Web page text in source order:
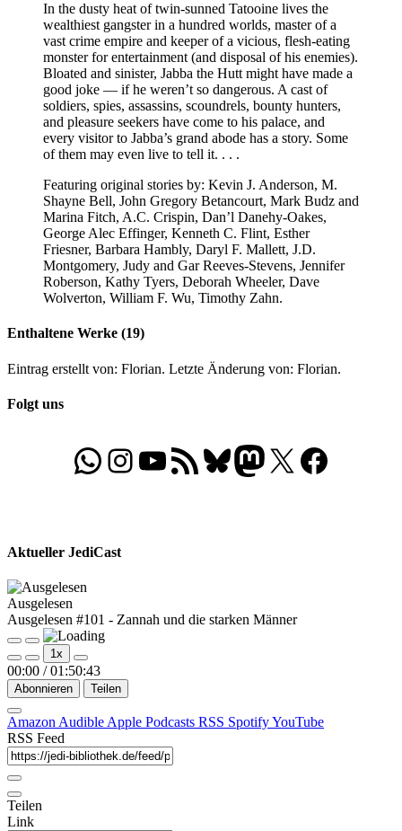
In the dusty heat of twin-sunned Tatooine lives the
wealthiest gangster in a hundred worlds, master of a
vast crime empire and keeper of a vicious, flesh-eating
monster for entertainment (and disposal of his enemies).
Bloated and sinister, Jabba the Hutt might have made a
good joke — if he weren’t so dangerous. A cast of
soldiers, spies, assassins, scoundrels, bounty hunters,
and pleasure seekers have come to his palace, and
every visitor to Jabba’s grand abode has a story. Some
of them may even live to tell it. . . .
Featuring original stories by: Kevin J. Anderson, M.
Shayne Bell, John Gregory Betancourt, Mark Budz and
Marina Fitch, A.C. Crispin, Dan’l Danehy-Oakes,
George Alec Effinger, Kenneth C. Flint, Esther
Friesner, Barbara Hambly, Daryl F. Mallett, J.D.
Montgomery, Judy and Gar Reeves-Stevens, Jennifer
Roberson, Kathy Tyers, Deborah Wheeler, Dave
Wolverton, William F. Wu, Timothy Zahn.
Enthaltene Werke (19)
Eintrag erstellt von: Florian. Letzte Änderung von: Florian.
Folgt uns
WhatsApp
Folgt uns auf Instagram
Besucht unseren YouTube-Kanal
RSS-FeedBluesky
Folgt uns auf Mastodon
X Folgt uns auf
Aktueller JediCast
Ausgelesen
Ausgelesen #101 - Zannah und die starken Männer
Play
Episode
Pause
Episode
1x
00:00 / 01:50:43
Abonnieren Teilen
AmazonAudibleApple Podcasts RSS SpotifyYouTube
RSS Feed
Teilen
Link